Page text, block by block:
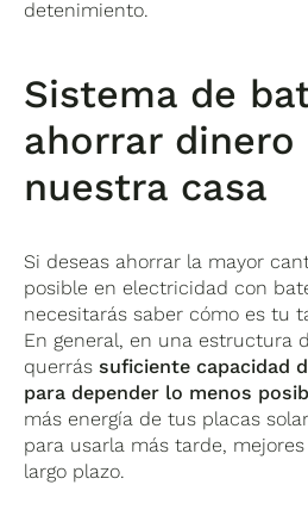
detenimiento.
Sistema de
ahorrar dinero
nuestra casa
Si deseas ahorrar la mayor
posible en electricidad con
necesitarás saber cómo es tu
En general, en una estructura
querrássuficiente capacidad
para depender lo menos
más energía de tus placas
para usarla más tarde,
largo plazo.